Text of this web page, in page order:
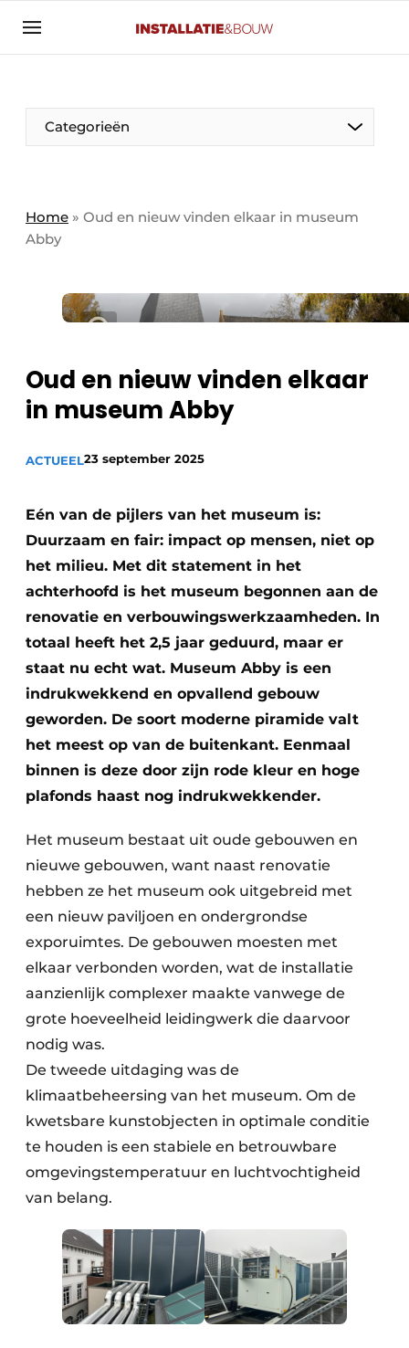
Aanmelden
Banner overzicht
BedrijvenAanmeldenBedankt voor de aanmelding
Contact
Meest gelezen
Podcasts
Privacy / Cookie statement
Vacatures
Categorieën
Panelgesprek
HVAC
Binnenklimaat
Brandbeveiliging
Ventilatie
Warmtepompen
Home » Oud en nieuw vinden elkaar in museum
Abby
Oud en nieuw vinden elkaar
in museum Abby
ACTUEEL23 september 2025
Eén van de pijlers van het museum is:
Duurzaam en fair: impact op mensen, niet op
het milieu. Met dit statement in het
achterhoofd is het museum begonnen aan de
renovatie en verbouwingswerkzaamheden. In
totaal heeft het 2,5 jaar geduurd, maar er
staat nu echt wat. Museum Abby is een
indrukwekkend en opvallend gebouw
geworden. De soort moderne piramide valt
het meest op van de buitenkant. Eenmaal
binnen is deze door zijn rode kleur en hoge
plafonds haast nog indrukwekkender.
Het museum bestaat uit oude gebouwen en
nieuwe gebouwen, want naast renovatie
hebben ze het museum ook uitgebreid met
een nieuw paviljoen en ondergrondse
exporuimtes. De gebouwen moesten met
elkaar verbonden worden, wat de installatie
aanzienlijk complexer maakte vanwege de
grote hoeveelheid leidingwerk die daarvoor
nodig was.
De tweede uitdaging was de
klimaatbeheersing van het museum. Om de
kwetsbare kunstobjecten in optimale conditie
te houden is een stabiele en betrouwbare
omgevingstemperatuur en luchtvochtigheid
van belang.